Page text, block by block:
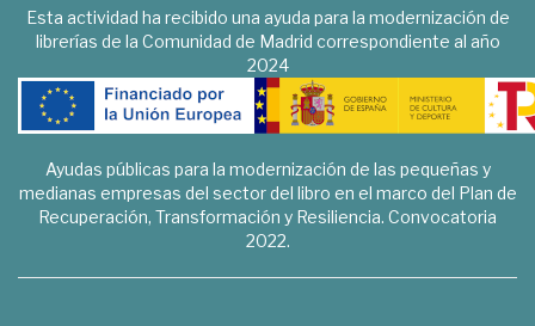
Esta actividad ha recibido una ayuda para la modernización de
librerías de la Comunidad de Madrid correspondiente al año
2024
Ayudas públicas para la modernización de las pequeñas y
medianas empresas del sector del libro en el marco del Plan de
Recuperación, Transformación y Resiliencia. Convocatoria
2022.